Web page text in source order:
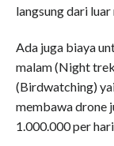
langsung dari
Ada juga biaya
malam (Night
(Birdwatching)
membawa drone
1.000.000 per